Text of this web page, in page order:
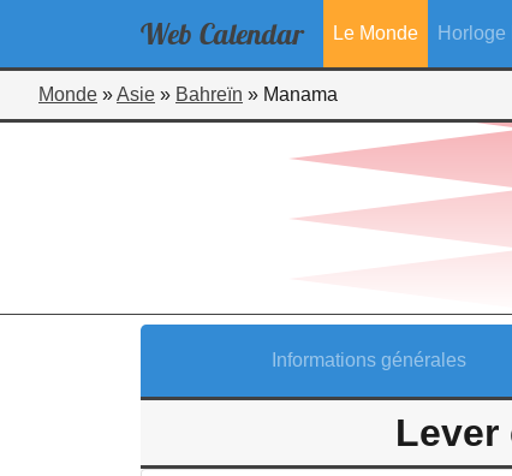
Web Calendar Le Monde Horloge
Monde »Asie » Bahreïn » Manama
Informations générales
Lever